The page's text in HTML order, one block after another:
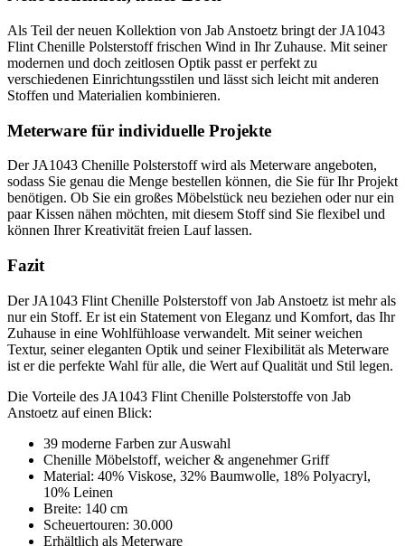
Als Teil der neuen Kollektion von Jab Anstoetz bringt der JA1043
Flint Chenille Polsterstoff frischen Wind in Ihr Zuhause. Mit seiner
modernen und doch zeitlosen Optik passt er perfekt zu
verschiedenen Einrichtungsstilen und lässt sich leicht mit anderen
Stoffen und Materialien kombinieren.
Meterware für individuelle Projekte
Der JA1043 Chenille Polsterstoff wird als Meterware angeboten,
sodass Sie genau die Menge bestellen können, die Sie für Ihr Projekt
benötigen. Ob Sie ein großes Möbelstück neu beziehen oder nur ein
paar Kissen nähen möchten, mit diesem Stoff sind Sie flexibel und
können Ihrer Kreativität freien Lauf lassen.
Fazit
Der JA1043 Flint Chenille Polsterstoff von Jab Anstoetz ist mehr als
nur ein Stoff. Er ist ein Statement von Eleganz und Komfort, das Ihr
Zuhause in eine Wohlfühloase verwandelt. Mit seiner weichen
Textur, seiner eleganten Optik und seiner Flexibilität als Meterware
ist er die perfekte Wahl für alle, die Wert auf Qualität und Stil legen.
Die Vorteile des JA1043 Flint Chenille Polsterstoffe von Jab
Anstoetz auf einen Blick:
39 moderne Farben zur Auswahl
Chenille Möbelstoff, weicher & angenehmer Griff
Material: 40% Viskose, 32% Baumwolle, 18% Polyacryl,
10% Leinen
Breite: 140 cm
Scheuertouren: 30.000
Erhältlich als Meterware